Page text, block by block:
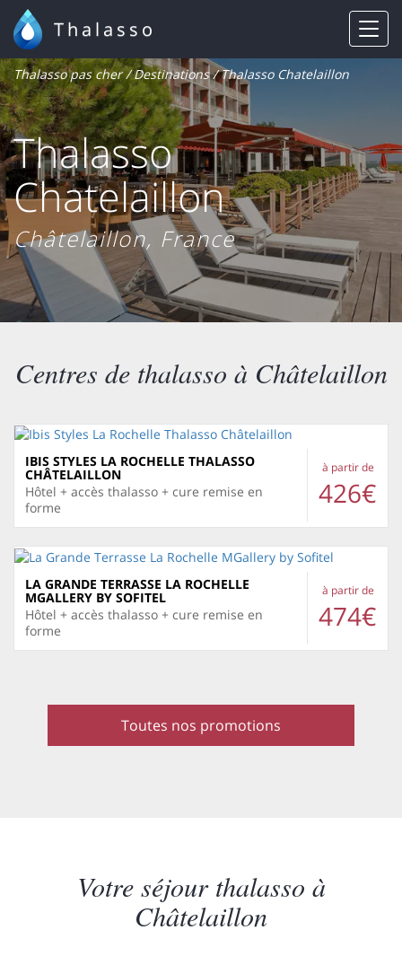
Thalasso
Thalasso
Chatelaillon
Châtelaillon, France
Thalasso pas cher/Destinations/ Thalasso Chatelaillon
Centres de thalasso à Châtelaillon
IBIS STYLES LA ROCHELLE THALASSO
CHÂTELAILLON
Hôtel + accès thalasso + cure remise en
forme
à partir de
426€
LA GRANDE TERRASSE LA ROCHELLE
MGALLERY BY SOFITEL
Hôtel + accès thalasso + cure remise en
forme
à partir de
474€
Toutes nos promotions
Votre séjour thalasso à
Châtelaillon